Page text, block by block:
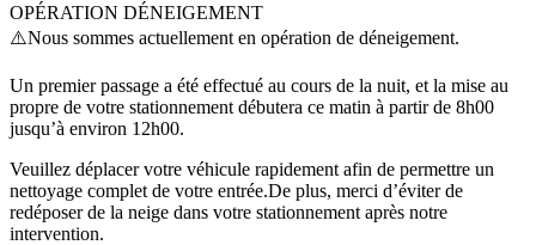
OPÉRATION DÉNEIGEMENT
⚠️Nous sommes actuellement en opération de déneigement.
Un premier passage a été effectué au cours de la nuit, et la mise au
propre de votre stationnement débutera ce matin à partir de 8h00
jusqu’à environ 12h00.
Veuillez déplacer votre véhicule rapidement afin de permettre un
nettoyage complet de votre entrée.De plus, merci d’éviter de
redéposer de la neige dans votre stationnement après notre
intervention.